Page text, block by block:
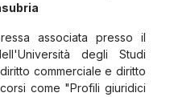
associata presso il
degli Studi
commerciale e diritto
come "Profili giuridici